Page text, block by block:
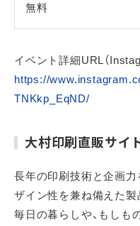
無料
イベント詳細URL（
https://
TNKkp_EqND/
大村印刷直販サイ
長年の印刷技術と企画力
ザイン性を兼ね備えた製
毎日の暮らしや、もしも